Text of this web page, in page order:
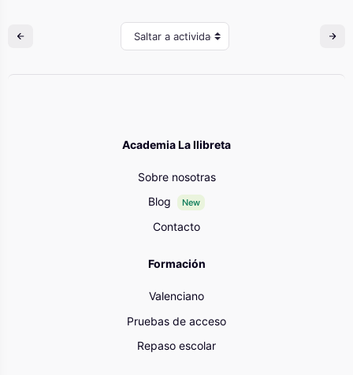
Saltar a actividad
Academia La llibreta
Sobre nosotras
Blog
New
Contacto
Formación
Valenciano
Pruebas de acceso
Repaso escolar